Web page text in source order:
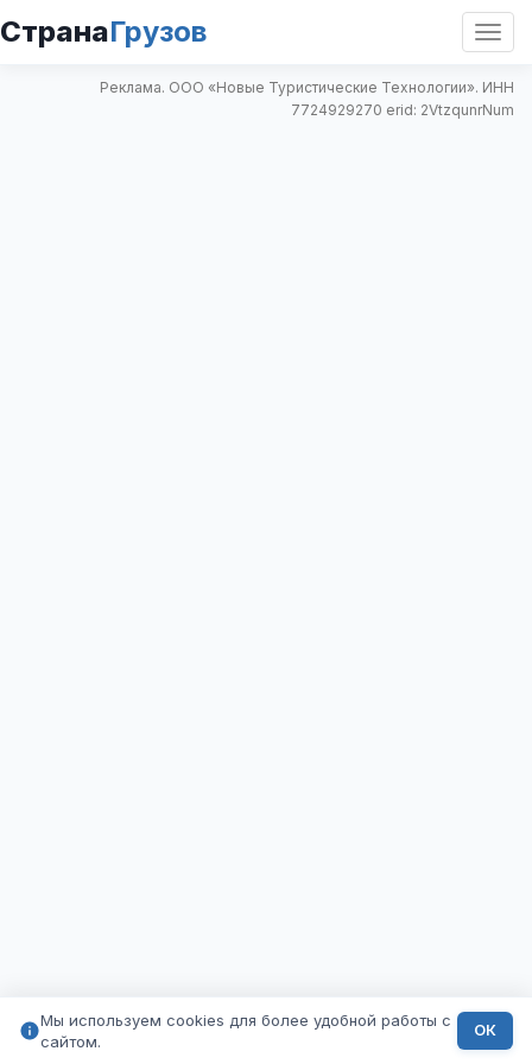
СтранаГрузов
Реклама. ООО «Новые Туристические Технологии». ИНН
7724929270 erid: 2VtzqunrNum
Мы используем cookies для более удобной работы с
сайтом.
ОК